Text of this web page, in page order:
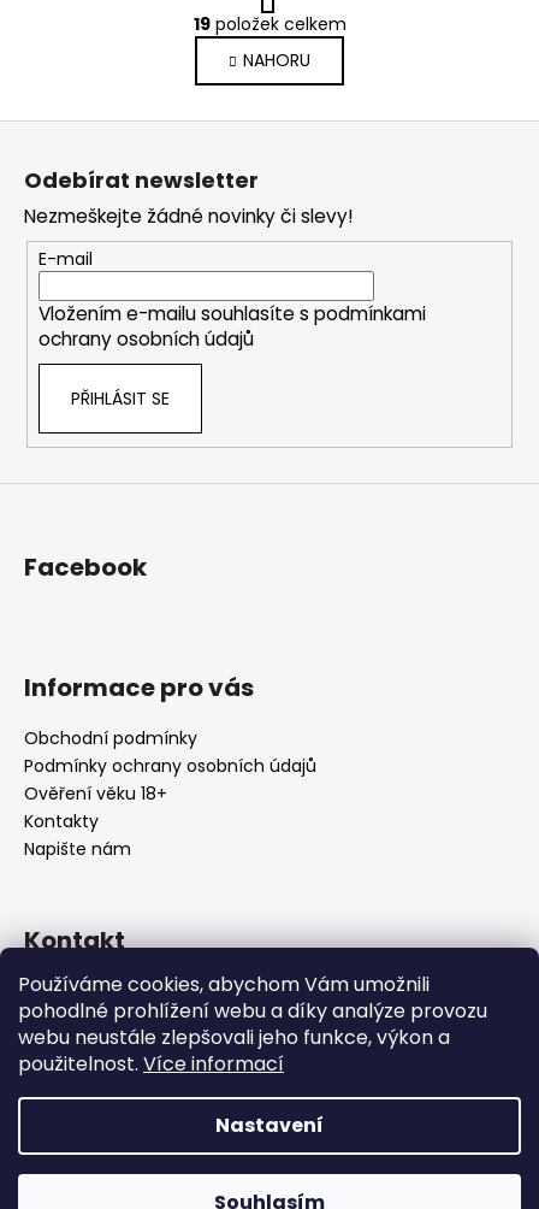
Používáme cookies, abychom Vám umožnili
pohodlné prohlížení webu a díky analýze provozu
webu neustále zlepšovali jeho funkce, výkon a
použitelnost. Více informací
Nastavení
Souhlasím
O
v
l
á
d
p
r
v
k
y
u
r
á
n
k
o
í
19položek celkem
NAHORU
Odebírat newsletter
Nezmeškejte žádné novinky či slevy!
E-mail
Vložením e-mailu souhlasíte s podmínkami
ochrany osobních údajů
PŘIHLÁSIT SE
Facebook
Informace pro vás
Obchodní podmínky
Podmínky ochrany osobních údajů
Ověření věku 18+
Kontakty
Napište nám
Kontakt
info@urbansmoke.cz
+420602745932
UrbanSmoke
urbansmoke_shop
Copyright 2026UrbanSmoke. Všechna práva vyhrazena.